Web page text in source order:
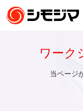
ワーク
当ページ